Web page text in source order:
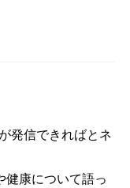
発信できればとネ
健康について語っ